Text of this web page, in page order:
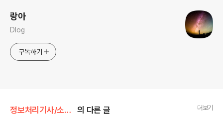
랑아
Dlog
구독하기
정보처리기사/소프트웨어 설계 의 다른 글 더보기